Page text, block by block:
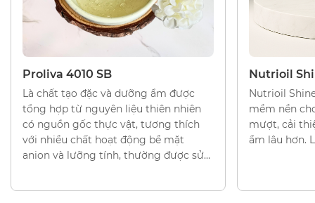
DƯỠNG ẨM
Proliva 4010 SB
Là chất tạo đặc và dưỡng ẩm được
tổng hợp từ nguyên liệu thiên nhiên
có nguồn gốc thực vật, tương thích
với nhiều chất hoạt động bề mặt
anion và lưỡng tính, thường được sử
DƯỠNG ẨM
Nutrioil
Nutrioil
mềm nền
mượt, cải
ẩm lâu hơn.